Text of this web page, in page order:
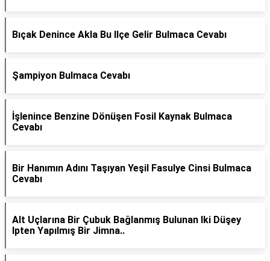
Bıçak Denince Akla Bu Ilçe Gelir Bulmaca Cevabı
Şampiyon Bulmaca Cevabı
İşlenince Benzine Dönüşen Fosil Kaynak Bulmaca
Cevabı
Bir Hanımın Adını Taşıyan Yeşil Fasulye Cinsi Bulmaca
Cevabı
Alt Uçlarına Bir Çubuk Bağlanmış Bulunan Iki Düşey
Ipten Yapılmış Bir Jimna..